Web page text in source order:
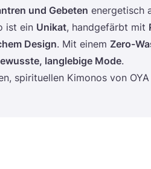
und Gebe­ten ener­ge­tisch
ist ein Uni­kat, hand­ge­färbt mit
Design. Mit einem Zero-
lang­le­bi­ge Mode.
spi­ri­tu­el­len Kimo­nos von OYA